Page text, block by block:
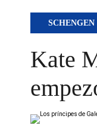
SCHENGEN
Kate